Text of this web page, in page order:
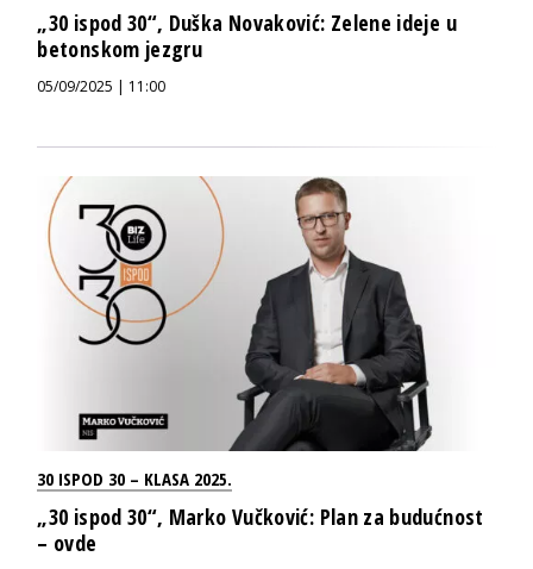
„30 ispod 30“, Duška Novaković: Zelene ideje u
betonskom jezgru
05/09/2025 | 11:00
30 ISPOD 30 – KLASA 2025.
„30 ispod 30“, Marko Vučković: Plan za budućnost
– ovde